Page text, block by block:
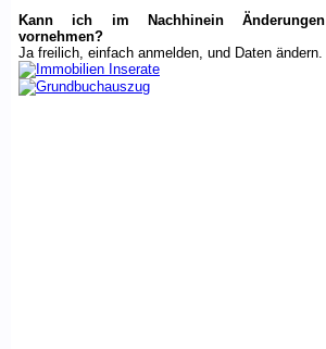
Kann ich im Nachhinein Änderungen
vornehmen?
Ja freilich, einfach anmelden, und Daten ändern.